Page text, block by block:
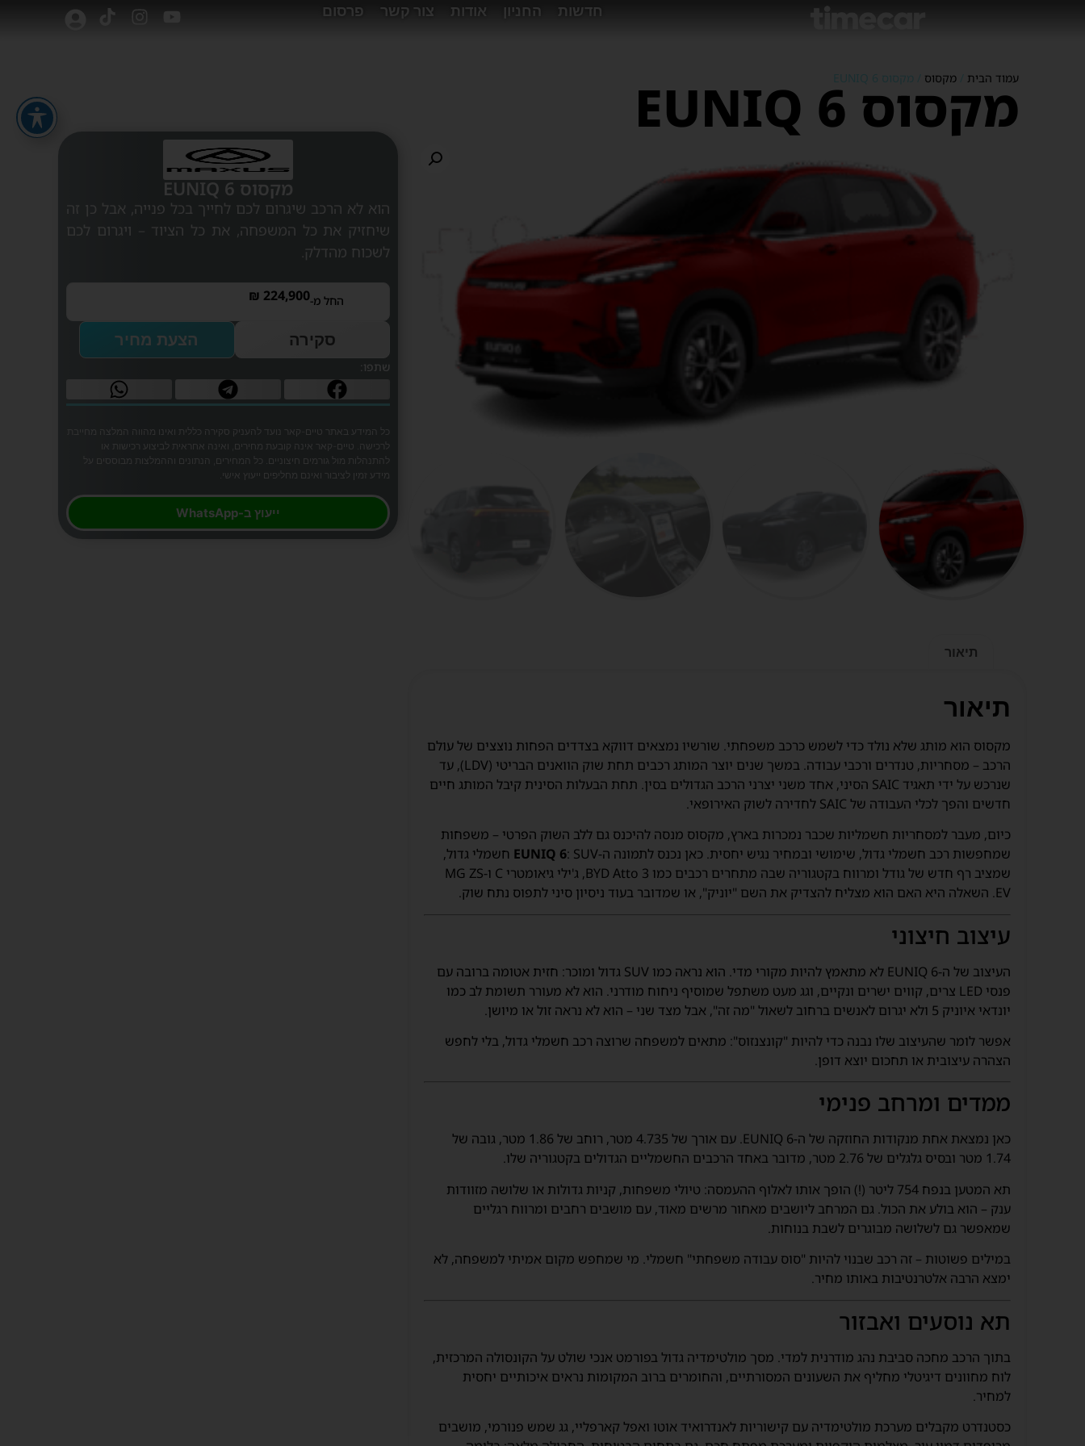
חדשות החניון אודות צור קשר פרסום
עמוד הבית / מקסוס / מקסוס EUNIQ 6
מקסוס EUNIQ 6
מקסוס EUNIQ 6
הוא לא הרכב שיגרום לכם לחייך בכל פנייה, אבל כן זה
שיחזיק את כל המשפחה, את כל הציוד – ויגרום לכם
לשכוח מהדלק.
החל מ- ₪ 224,900
סקירה הצעת מחיר
שתפו:
כל המידע באתר טיים-קאר נועד להעניק סקירה כללית ואינו מהווה המלצה מחייבת
לרכישה. טיים-קאר אינה קובעת מחירים, ואינה אחראית לביצוע רכישות או
להתנהלות מול גורמים חיצוניים. כל המחירים, הנתונים וההמלצות מבוססים על
מידע זמין לציבור ואינם מחליפים ייעוץ אישי.
ייעוץ ב-WhatsApp
תיאור
תיאור
מקסוס הוא מותג שלא נולד כדי לשמש כרכב משפחתי. שורשיו נמצאים דווקא בצדדים הפחות נוצצים של עולם
הרכב – מסחריות, טנדרים ורכבי עבודה. במשך שנים יוצר המותג רכבים תחת שוק הוואנים הבריטי (LDV), עד
שנרכש על ידי תאגיד SAIC הסיני, אחד משני יצרני הרכב הגדולים בסין. תחת הבעלות הסינית קיבל המותג חיים
חדשים והפך לכלי העבודה של SAIC לחדירה לשוק האירופאי.
כיום, מעבר למסחריות חשמליות שכבר נמכרות בארץ, מקסוס מנסה להיכנס גם ללב השוק הפרטי – משפחות
שמחפשות רכב חשמלי גדול, שימושי ובמחיר נגיש יחסית. כאן נכנס לתמונה ה-
EUNIQ 6 : SUV חשמלי גדול,
שמציב רף חדש של גודל ומרווח בקטגוריה שבה מתחרים רכבים כמו BYD Atto 3, ג'ילי גיאומטרי C ו-MG ZS
EV. השאלה היא האם הוא מצליח להצדיק את השם "יוניק", או שמדובר בעוד ניסיון סיני לתפוס נתח שוק.
עיצוב חיצוני
העיצוב של ה-EUNIQ 6 לא מתאמץ להיות מקורי מדי. הוא נראה כמו SUV גדול ומוכר: חזית אטומה ברובה עם
פנסי LED צרים, קווים ישרים ונקיים, וגג מעט משתפל שמוסיף ניחוח מודרני. הוא לא מעורר תשומת לב כמו
יונדאי איוניק 5 ולא יגרום לאנשים ברחוב לשאול "מה זה", אבל מצד שני – הוא לא נראה זול או מיושן.
אפשר לומר שהעיצוב שלו נבנה כדי להיות "קונצנזוס": מתאים למשפחה שרוצה רכב חשמלי גדול, בלי לחפש
הצהרה עיצובית או תחכום יוצא דופן.
ממדים ומרחב פנימי
כאן נמצאת אחת מנקודות החוזקה של ה-EUNIQ 6. עם אורך של 4.735 מטר, רוחב של 1.86 מטר, גובה של
1.74 מטר ובסיס גלגלים של 2.76 מטר, מדובר באחד הרכבים החשמליים הגדולים בקטגוריה שלו.
תא המטען בנפח 754 ליטר (!) הופך אותו לאלוף ההעמסה: טיולי משפחות, קניות גדולות או שלושה מזוודות
ענק – הוא בולע את הכול. גם המרחב ליושבים מאחור מרשים מאוד, עם מושבים רחבים ומרווח רגליים
שמאפשר גם לשלושה מבוגרים לשבת בנוחות.
במילים פשוטות – זה רכב שבנוי להיות "סוס עבודה משפחתי" חשמלי. מי שמחפש מקום אמיתי למשפחה, לא
ימצא הרבה אלטרנטיבות באותו מחיר.
תא נוסעים ואבזור
בתוך הרכב מחכה סביבת נהג מודרנית למדי. מסך מולטימדיה גדול בפורמט אנכי שולט על הקונסולה המרכזית,
לוח מחוונים דיגיטלי מחליף את השעונים המסורתיים, והחומרים ברוב המקומות נראים איכותיים יחסית
למחיר.
כסטנדרט מקבלים מערכת מולטימדיה עם קישוריות לאנדרואיד אוטו ואפל קארפליי, גג שמש פנורמי, מושבים